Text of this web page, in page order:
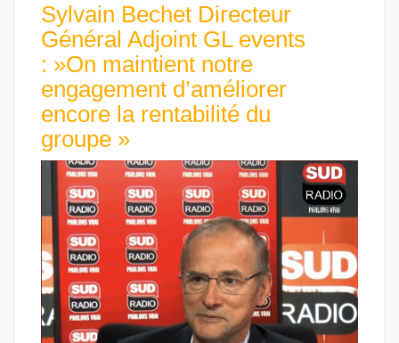
Sylvain Bechet Directeur
Général Adjoint GL events
: »On maintient notre
engagement d’améliorer
encore la rentabilité du
groupe »